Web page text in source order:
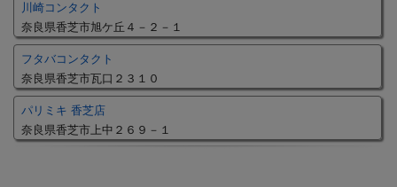
川崎コンタクト
奈良県香芝市旭ケ丘４－２－１
フタバコンタクト
奈良県香芝市瓦口２３１０
パリミキ 香芝店
奈良県香芝市上中２６９－１